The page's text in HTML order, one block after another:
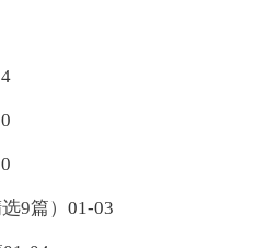
9篇）01-03